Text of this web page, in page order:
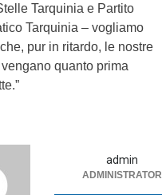
Tarquinia e Partito
Tarquinia – vogliamo
pur in ritardo, le nostre
quanto prima
admin
ADMINISTRATOR